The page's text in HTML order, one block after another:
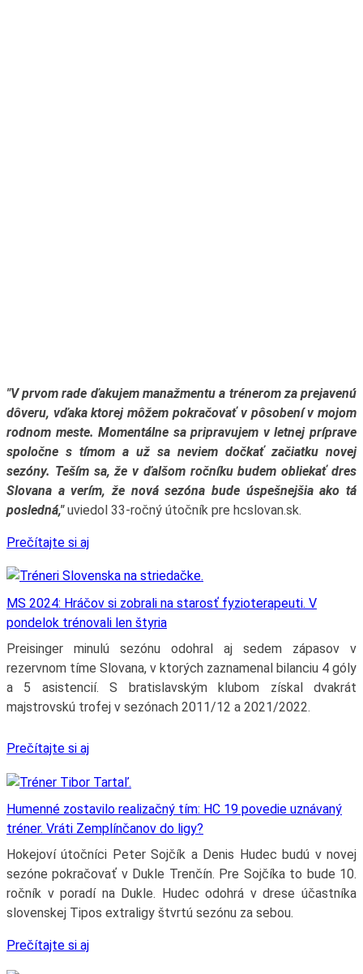
"V prvom rade ďakujem manažmentu a trénerom za prejavenú
dôveru, vďaka ktorej môžem pokračovať v pôsobení v mojom
rodnom meste. Momentálne sa pripravujem v letnej príprave
spoločne s tímom a už sa neviem dočkať začiatku novej
sezóny. Teším sa, že v ďalšom ročníku budem obliekať dres
Slovana a verím, že nová sezóna bude úspešnejšia ako tá
posledná,"uviedol 33-ročný útočník pre hcslovan.sk.
Prečítajte si aj
MS 2024: Hráčov si zobrali na starosť fyzioterapeuti. V
pondelok trénovali len štyria
Preisinger minulú sezónu odohral aj sedem zápasov v
rezervnom tíme Slovana, v ktorých zaznamenal bilanciu 4 góly
a 5 asistencií. S bratislavským klubom získal dvakrát
majstrovskú trofej v sezónach 2011/12 a 2021/2022.
Prečítajte si aj
Humenné zostavilo realizačný tím: HC 19 povedie uznávaný
tréner. Vráti Zemplínčanov do ligy?
Hokejoví útočníci Peter Sojčík a Denis Hudec budú v novej
sezóne pokračovať v Dukle Trenčín. Pre Sojčíka to bude 10.
ročník v poradí na Dukle. Hudec odohrá v drese účastníka
slovenskej Tipos extraligy štvrtú sezónu za sebou.
Prečítajte si aj